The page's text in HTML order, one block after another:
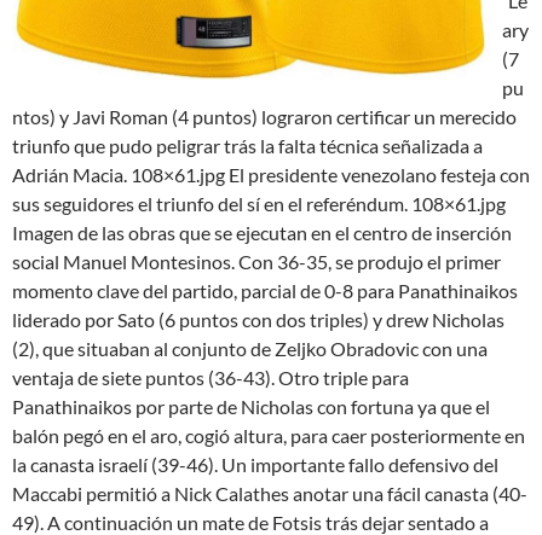
ary
(7
pu
ntos) y Javi Roman (4 puntos) lograron certificar un merecido
triunfo que pudo peligrar trás la falta técnica señalizada a
Adrián Macia. 108×61.jpg El presidente venezolano festeja con
sus seguidores el triunfo del sí en el referéndum. 108×61.jpg
Imagen de las obras que se ejecutan en el centro de inserción
social Manuel Montesinos. Con 36-35, se produjo el primer
momento clave del partido, parcial de 0-8 para Panathinaikos
liderado por Sato (6 puntos con dos triples) y drew Nicholas
(2), que situaban al conjunto de Zeljko Obradovic con una
ventaja de siete puntos (36-43). Otro triple para
Panathinaikos por parte de Nicholas con fortuna ya que el
balón pegó en el aro, cogió altura, para caer posteriormente en
la canasta israelí (39-46). Un importante fallo defensivo del
Maccabi permitió a Nick Calathes anotar una fácil canasta (40-
49). A continuación un mate de Fotsis trás dejar sentado a